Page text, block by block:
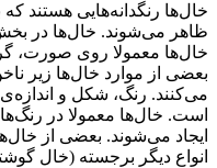
خال‌ها رنگدانه‌هایی هستند
ظاهر می‌شوند. خال‌ها در بخش
خال‌ها معمولا روی صورت،
بعضی از موارد خال‌ها زیر
می‌کنند. رنگ، شکل و
است. خال‌ها معمولا در
ایجاد می‌شوند. بعضی از
انواع دیگر برجسته (خال